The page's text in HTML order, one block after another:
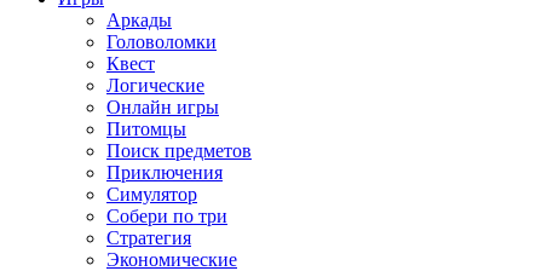
Аркады
Головоломки
Квест
Логические
Онлайн игры
Питомцы
Поиск предметов
Приключения
Симулятор
Собери по три
Стратегия
Экономические